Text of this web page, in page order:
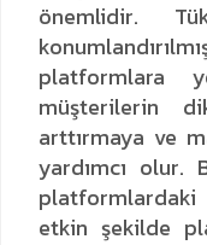
önemlidir.
platformlara
müşterilerin
arttırmaya ve
yardımcı olur.
etkin şekilde